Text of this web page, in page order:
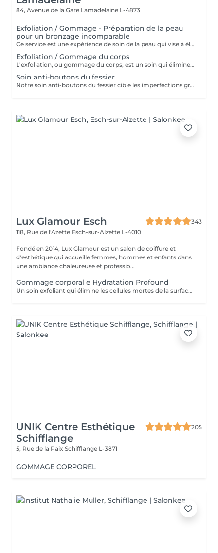
84, Avenue de la Gare Lamadelaine L-4873
Exfoliation / Gommage - Préparation de la peau
pour un bronzage incomparable
Ce service est une expérience de soin de la peau qui vise à éliminer les cellules mortes de la peau, à lisser la texture et à préparer la peau pour d'autres traitements ou pour améliorer son apparence générale. Lors de ce service, un exfoliant doux est appliqué sur la peau, puis massé en douceur pour éliminer les impuretés et les cellules mortes. Le résultat est une peau plus lisse, plus radieuse et plus réceptive aux autres soins de la peau. Ce service est idéal pour maintenir une peau saine et éclatante.
Exfoliation / Gommage du corps
L'exfoliation, ou gommage du corps, est un soin qui élimine les cellules mortes de la peau à l'aide de produits abrasifs ou d'exfoliants chimiques. Ce traitement affine la texture de la peau, la rend plus douce et éclatante, tout en optimisant l'absorption des soins hydratants.
Soin anti-boutons du fessier
Notre soin anti-boutons du fessier cible les imperfections grâce à un nettoyage en profondeur, combiné à l'utilisation de produits exfoliants et antibactériens. Ce soin réduit l'apparition des boutons, apaise la peau et améliore visiblement sa texture
Lux Glamour Esch
343
118, Rue de l'Azette Esch-sur-Alzette L-4010
Fondé en 2014, Lux Glamour est un salon de coiffure et
d'esthétique qui accueille femmes, hommes et enfants dans
une ambiance chaleureuse et professio...
Gommage corporal e Hydratation Profound
Un soin exfoliant qui élimine les cellules mortes de la surface de la peau, favorise le renouvellement cellulaire et prévient les poils incarnés. Ce rituel de beauté laisse la peau plus lisse, douce et visiblement plus saine. Idéal pour retrouver une peau éclatante et soyeuse.
UNIK Centre Esthétique
Schifflange
205
5, Rue de la Paix Schifflange L-3871
GOMMAGE CORPOREL